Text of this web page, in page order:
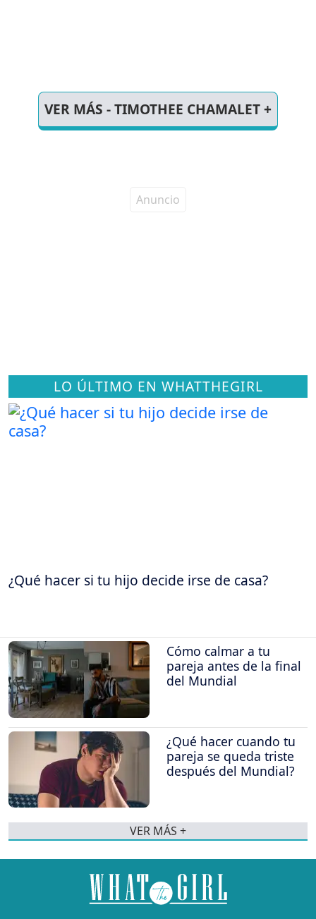
VER MÁS - TIMOTHEE CHAMALET +
LO ÚLTIMO EN WHATTHEGIRL
¿Qué hacer si tu hijo decide irse de casa?
Cómo calmar a tu
pareja antes de la final
del Mundial
¿Qué hacer cuando tu
pareja se queda triste
después del Mundial?
VER MÁS +